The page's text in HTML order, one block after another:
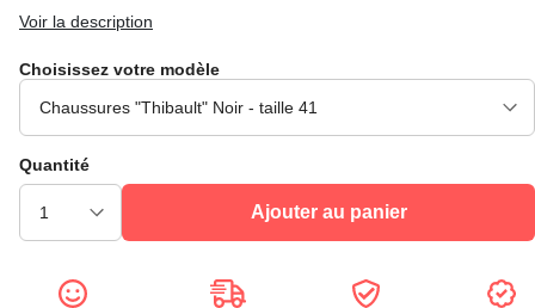
Voir la description
Choisissez votre modèle
Quantité
Ajouter au panier